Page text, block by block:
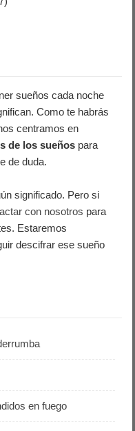
sueños cada noche
Como te habrás
centramos en
de los sueños para
de duda.
significado. Pero si
con nosotros para
Estaremos
descifrar ese sueño
en fuego